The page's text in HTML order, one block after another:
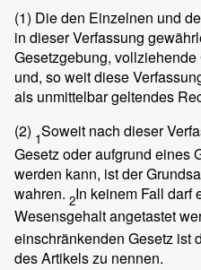
(1) Die den Einzelnen und
in dieser Verfassung
Gesetzgebung,
und, so weit diese
als unmittelbar geltendes
(2) 1Soweit nach dieser
Gesetz oder aufgrund eines
werden kann, ist der
wahren. 2In keinem Fall darf
Wesensgehalt angetastet
einschränkenden Gesetz ist
des Artikels zu nennen.